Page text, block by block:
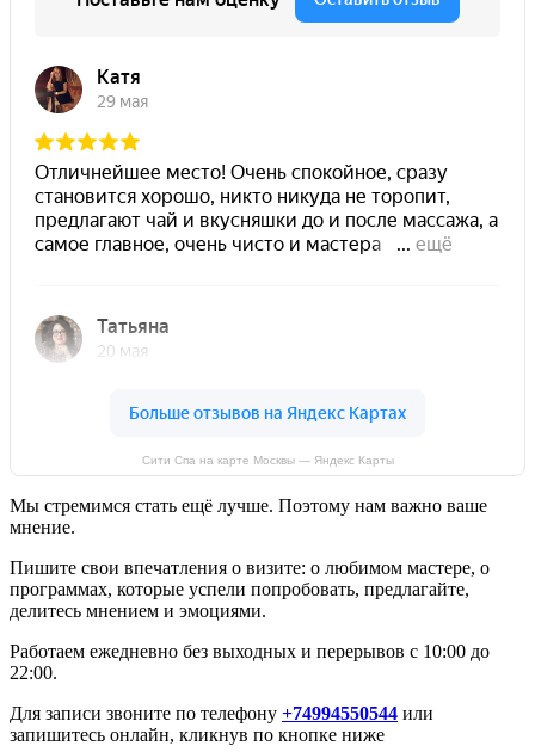
Сити Спа на карте Москвы — Яндекс Карты
Мы стремимся стать ещё лучше. Поэтому нам важно ваше
мнение.
Пишите свои впечатления о визите: о любимом мастере, о
программах, которые успели попробовать, предлагайте,
делитесь мнением и эмоциями.
Работаем ежедневно без выходных и перерывов с 10:00 до
22:00.
Для записи звоните по телефону +74994550544 или
запишитесь онлайн, кликнув по кнопке ниже